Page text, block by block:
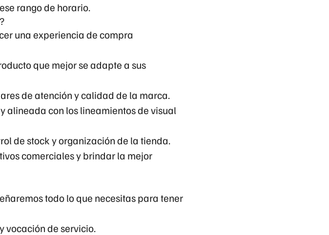
rango de horario.
una experiencia de compra
que mejor se adapte a sus
de atención y calidad de la marca.
con los lineamientos de visual
de stock y organización de la tienda.
comerciales y brindar la mejor
todo lo que necesitas para tener
vocación de servicio.